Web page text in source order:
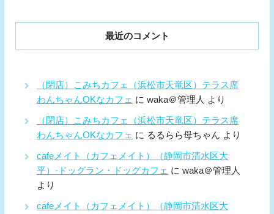
最近のコメント
（閉店）こみちカフェ（浜松市天竜区）テラス席
わんちゃんOKなカフェ に waka＠管理人 より
（閉店）こみちカフェ（浜松市天竜区）テラス席
わんちゃんOKなカフェ に るるらら母ちゃん より
cafeメイト（カフェメイト）（静岡市清水区大
平）-ドッグラン・ドッグカフェ に waka＠管理人
より
cafeメイト（カフェメイト）（静岡市清水区大